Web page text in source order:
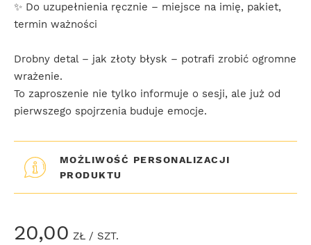
✨ Do uzupełnienia ręcznie – miejsce na imię, pakiet,
termin ważności
Drobny detal – jak złoty błysk – potrafi zrobić ogromne
wrażenie.
To zaproszenie nie tylko informuje o sesji, ale już od
pierwszego spojrzenia buduje emocje.
MOŻLIWOŚĆ PERSONALIZACJI
PRODUKTU
20,00 ZŁ / SZT.